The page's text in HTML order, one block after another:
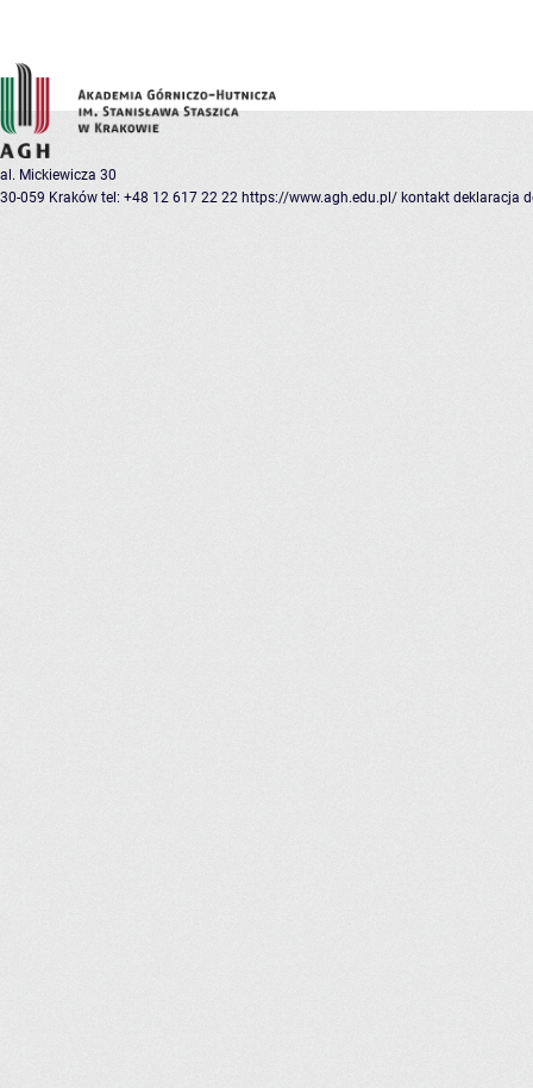
al. Mickiewicza 30
30-059 Kraków tel: +48 12 617 22 22 https://www.agh.edu.pl/ kontakt deklaracja